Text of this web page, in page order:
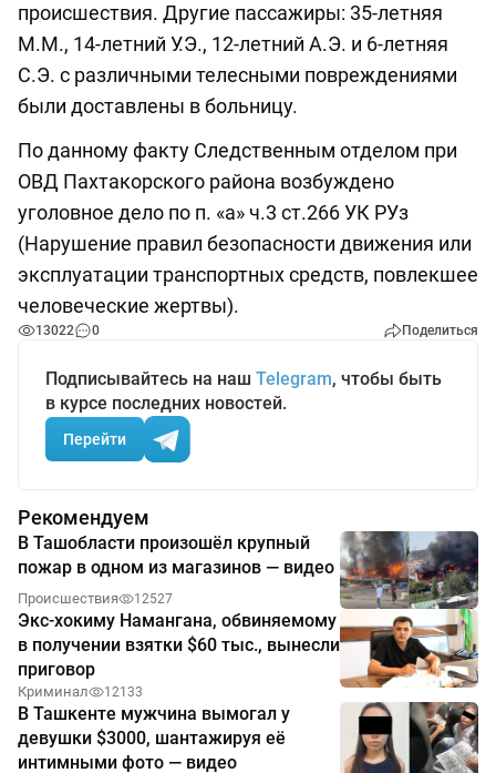
происшествия. Другие пассажиры: 35-летняя
М.М., 14-летний У.Э., 12-летний А.Э. и 6-летняя
С.Э. с различными телесными повреждениями
были доставлены в больницу.
По данному факту Следственным отделом при
ОВД Пахтакорского района возбуждено
уголовное дело по п. «а» ч.3 ст.266 УК РУз
(Нарушение правил безопасности движения или
эксплуатации транспортных средств, повлекшее
человеческие жертвы).
13022 0 Поделиться
Подписывайтесь на наш Telegram, чтобы быть
в курсе последних новостей.
Перейти
Рекомендуем
В Ташобласти произошёл крупный
пожар в одном из магазинов — видео
Происшествия 12527
Экс-хокиму Намангана, обвиняемому
в получении взятки $60 тыс., вынесли
приговор
Криминал 12133
В Ташкенте мужчина вымогал у
девушки $3000, шантажируя её
интимными фото — видео